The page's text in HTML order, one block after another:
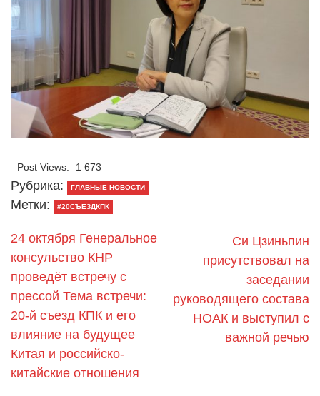
Post Views: 1 673
Рубрика: ГЛАВНЫЕ НОВОСТИ
Метки: #20СЪЕЗДКПК
24 октября Генеральное
консульство КНР
проведёт встречу с
прессой Тема встречи:
20-й съезд КПК и его
влияние на будущее
Китая и российско-
китайские отношения
Си Цзиньпин
присутствовал на
заседании
руководящего состава
НОАК и выступил с
важной речью